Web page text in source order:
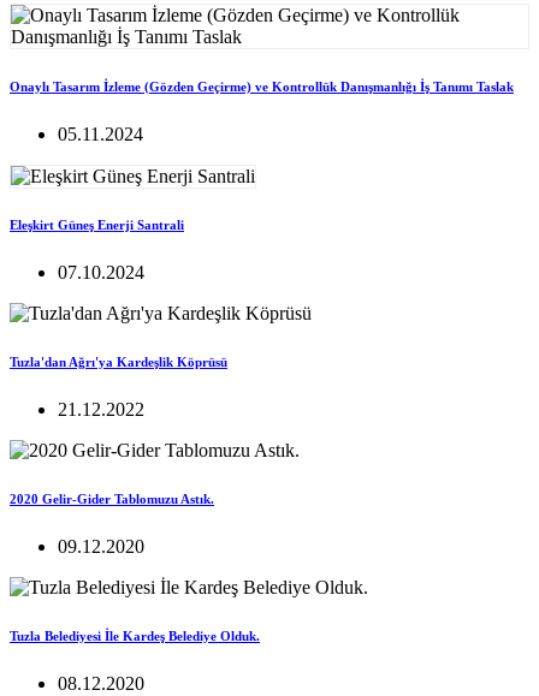
Onaylı Tasarım İzleme (Gözden Geçirme) ve Kontrollük Danışmanlığı İş Tanımı Taslak
05.11.2024
Eleşkirt Güneş Enerji Santrali
07.10.2024
Tuzla'dan Ağrı'ya Kardeşlik Köprüsü
21.12.2022
2020 Gelir-Gider Tablomuzu Astık.
09.12.2020
Tuzla Belediyesi İle Kardeş Belediye Olduk.
08.12.2020